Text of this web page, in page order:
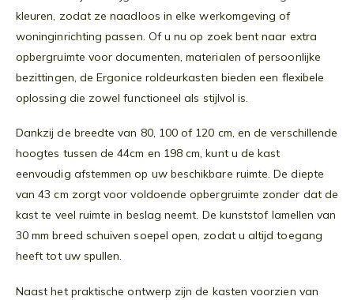
kleuren, zodat ze naadloos in elke werkomgeving of
woninginrichting passen. Of u nu op zoek bent naar extra
opbergruimte voor documenten, materialen of persoonlijke
bezittingen, de Ergonice roldeurkasten bieden een flexibele
oplossing die zowel functioneel als stijlvol is.
Dankzij de breedte van 80, 100 of 120 cm, en de verschillende
hoogtes tussen de 44cm en 198 cm, kunt u de kast
eenvoudig afstemmen op uw beschikbare ruimte. De diepte
van 43 cm zorgt voor voldoende opbergruimte zonder dat de
kast te veel ruimte in beslag neemt. De kunststof lamellen van
30 mm breed schuiven soepel open, zodat u altijd toegang
heeft tot uw spullen.
Naast het praktische ontwerp zijn de kasten voorzien van